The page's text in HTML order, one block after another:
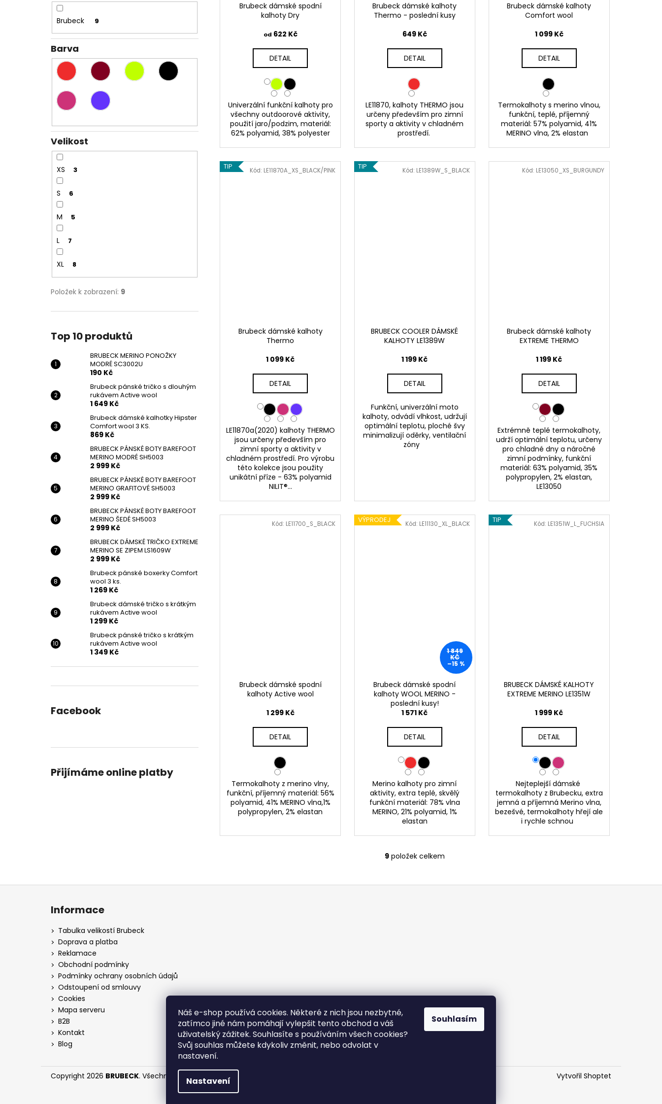
Náš e-shop používá cookies. Některé z nich jsou nezbytné,
zatímco jiné nám pomáhají vylepšit tento obchod a váš
uživatelský zážitek. Souhlasíte s používáním všech cookies?
Svůj souhlas můžete kdykoliv změnit, nebo odvolat v
nastavení.
Nastavení
Souhlasím
Brubeck 9
Barva
Velikost
XS 3
S 6
M 5
L 7
XL 8
Položek k zobrazení: 9
Top 10 produktů
BRUBECK MERINO PONOŽKY
MODRÉ SC3002U
190 Kč
Brubeck pánské tričko s dlouhým
rukávem Active wool
1 649 Kč
Brubeck dámské kalhotky Hipster
Comfort wool 3 KS.
869 Kč
BRUBECK PÁNSKÉ BOTY BAREFOOT
MERINO MODRÉ SH5003
2 999 Kč
BRUBECK PÁNSKÉ BOTY BAREFOOT
MERINO GRAFITOVÉ SH5003
2 999 Kč
BRUBECK PÁNSKÉ BOTY BAREFOOT
MERINO ŠEDÉ SH5003
2 999 Kč
BRUBECK DÁMSKÉ TRIČKO EXTREME
MERINO SE ZIPEM LS1609W
2 999 Kč
Brubeck pánské boxerky Comfort
wool 3 ks.
1 269 Kč
Brubeck dámské tričko s krátkým
rukávem Active wool
1 299 Kč
Brubeck pánské tričko s krátkým
rukávem Active wool
1 349 Kč
Facebook
Přijímáme online platby
Brubeck dámské spodní
kalhoty Dry
od 622 Kč
DETAIL
Univerzální funkční kalhoty pro
všechny outdoorové aktivity,
použití jaro/podzim, materiál:
62% polyamid, 38% polyester
Brubeck dámské kalhoty
Thermo - poslední kusy
649 Kč
DETAIL
LE11870, kalhoty THERMO jsou
určeny především pro zimní
sporty a aktivity v chladném
prostředí.
Brubeck dámské kalhoty
Comfort wool
1 099 Kč
DETAIL
Termokalhoty s merino vlnou,
funkční, teplé, příjemný
materiál: 57% polyamid, 41%
MERINO vlna, 2% elastan
TIP
Brubeck dámské kalhoty
Thermo
1 099 Kč
DETAIL
LE11870a(2020) kalhoty THERMO
jsou určeny především pro
zimní sporty a aktivity v
chladném prostředí. Pro výrobu
této kolekce jsou použity
unikátní příze - 63% polyamid
NILIT®...
Kód: LE11870A_XS_BLACK/PINK TIP
BRUBECK COOLER DÁMSKÉ
KALHOTY LE1389W
1 199 Kč
DETAIL
Funkční, univerzální moto
kalhoty, odvádí vlhkost, udržují
optimální teplotu, ploché švy
minimalizují oděrky, ventilační
zóny
Kód: LE1389W_S_BLACK
Brubeck dámské kalhoty
EXTREME THERMO
1 199 Kč
DETAIL
Extrémně teplé termokalhoty,
udrží optimální teplotu, určeny
pro chladné dny a náročné
zimní podmínky, funkční
materiál: 63% polyamid, 35%
polypropylen, 2% elastan,
LE13050
Kód: LE13050_XS_BURGUNDY
Brubeck dámské spodní
kalhoty Active wool
1 299 Kč
DETAIL
Termokalhoty z merino vlny,
funkční, příjemný materiál: 56%
polyamid, 41% MERINO vlna,1%
polypropylen, 2% elastan
Kód: LE11700_S_BLACK VÝPRODEJ
1 849
KČ
–15 %
Brubeck dámské spodní
kalhoty WOOL MERINO -
poslední kusy!
1 571 Kč
DETAIL
Merino kalhoty pro zimní
aktivity, extra teplé, skvělý
funkční materiál: 78% vlna
MERINO, 21% polyamid, 1%
elastan
Kód: LE11130_XL_BLACK TIP
BRUBECK DÁMSKÉ KALHOTY
EXTREME MERINO LE1351W
1 999 Kč
DETAIL
Nejteplejší dámské
termokalhoty z Brubecku, extra
jemná a příjemná Merino vlna,
bezešvé, termokalhoty hřejí ale
i rychle schnou
Kód: LE1351W_L_FUCHSIA
O
l
y
9 položek celkem
Informace
Tabulka velikostí Brubeck
Doprava a platba
Reklamace
Obchodní podmínky
Podmínky ochrany osobních údajů
Odstoupení od smlouvy
Cookies
Mapa serveru
B2B
Kontakt
Blog
Vytvořil Shoptet
Copyright 2026 BRUBECK. Všechna práva vyhrazena.